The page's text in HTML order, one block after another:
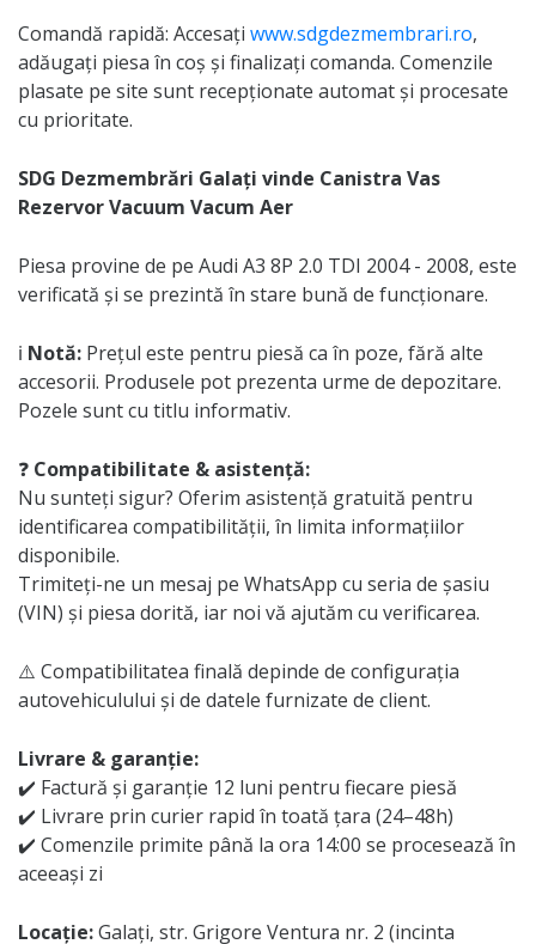
Comandă rapidă: Accesați www.sdgdezmembrari.ro,
adăugați piesa în coș și finalizați comanda. Comenzile
plasate pe site sunt recepționate automat și procesate
cu prioritate.
SDG Dezmembrări Galați vinde Canistra Vas
Rezervor Vacuum Vacum Aer
Piesa provine de pe Audi A3 8P 2.0 TDI 2004 - 2008, este
verificată și se prezintă în stare bună de funcționare.
ℹ️ Notă: Prețul este pentru piesă ca în poze, fără alte
accesorii. Produsele pot prezenta urme de depozitare.
Pozele sunt cu titlu informativ.
❓ Compatibilitate & asistență:
Nu sunteți sigur? Oferim asistență gratuită pentru
identificarea compatibilității, în limita informațiilor
disponibile.
Trimiteți-ne un mesaj pe WhatsApp cu seria de șasiu
(VIN) și piesa dorită, iar noi vă ajutăm cu verificarea.
⚠️ Compatibilitatea finală depinde de configurația
autovehiculului și de datele furnizate de client.
Livrare & garanție:
✔️ Factură și garanție 12 luni pentru fiecare piesă
✔️ Livrare prin curier rapid în toată țara (24–48h)
✔️ Comenzile primite până la ora 14:00 se procesează în
aceeași zi
Locație:Galați, str. Grigore Ventura nr. 2 (incinta